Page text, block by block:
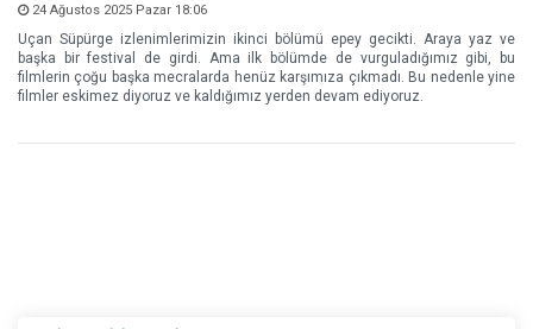
24 Ağustos 2025 Pazar 18:06
Uçan Süpürge izlenimlerimizin ikinci bölümü epey gecikti. Araya yaz ve
başka bir festival de girdi. Ama ilk bölümde de vurguladığımız gibi, bu
filmlerin çoğu başka mecralarda henüz karşımıza çıkmadı. Bu nedenle yine
filmler eskimez diyoruz ve kaldığımız yerden devam ediyoruz.